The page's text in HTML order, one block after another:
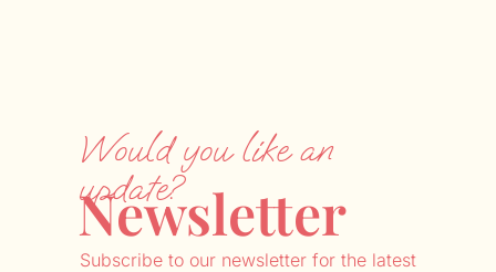
Would you like an
update?
Newsletter
Subscribe to our newsletter for the latest